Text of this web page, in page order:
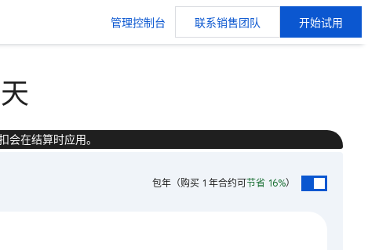
管理控制台 联系销售团队 开始试用
会在结算时应用。
包年 （购买 1 年合约可节省 16%）